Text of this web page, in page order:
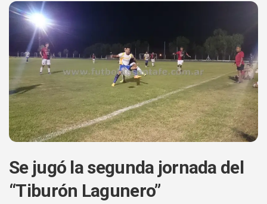
Se jugó la segunda jornada del
“Tiburón Lagunero”